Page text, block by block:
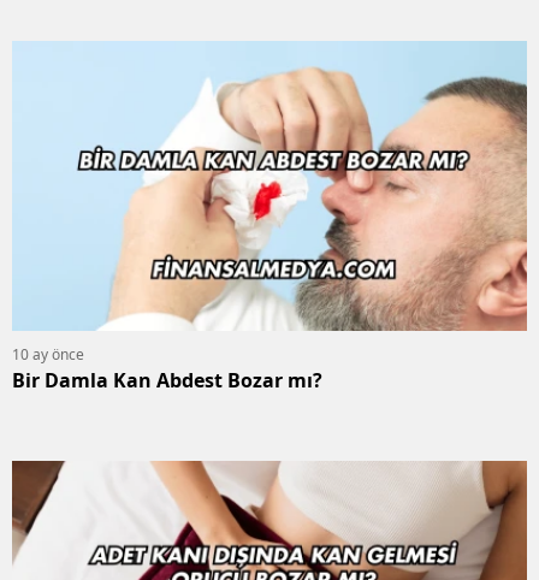
10 ay önce
Bir Damla Kan Abdest Bozar mı?